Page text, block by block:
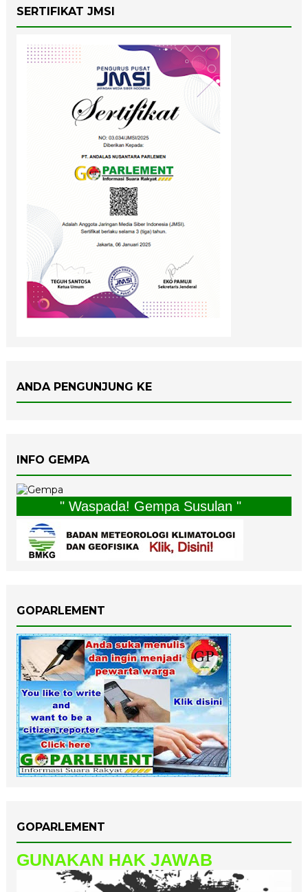
SERTIFIKAT JMSI
ANDA PENGUNJUNG KE
INFO GEMPA
" Waspada! Gempa Susulan "
GOPARLEMENT
GOPARLEMENT
GUNAKAN HAK JAWAB